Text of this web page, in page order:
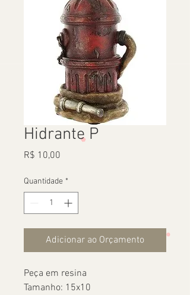
Hidrante P
R$ 10,00
Quantidade *
Adicionar ao Orçamento
Peça em resina
Tamanho: 15x10